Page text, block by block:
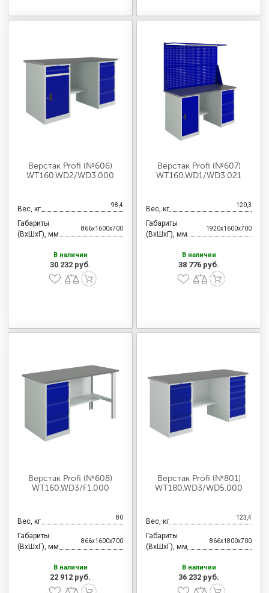
Верстак Profi (№606)
WT160.WD2/WD3.000
Вес, кг 98,4
Габариты
(ВхШхГ), мм
866x1600x700
В наличии
30 232 руб.
Верстак Profi (№607)
WT160.WD1/WD3.021
Вес, кг 120,3
Габариты
(ВхШхГ), мм
1920x1600x700
В наличии
38 776 руб.
Верстак Profi (№608)
WT160.WD3/F1.000
Вес, кг 80
Габариты
(ВхШхГ), мм
866x1600x700
В наличии
22 912 руб.
Верстак Profi (№801)
WT180.WD3/WD5.000
Вес, кг 123,4
Габариты
(ВхШхГ), мм
866x1800x700
В наличии
36 232 руб.